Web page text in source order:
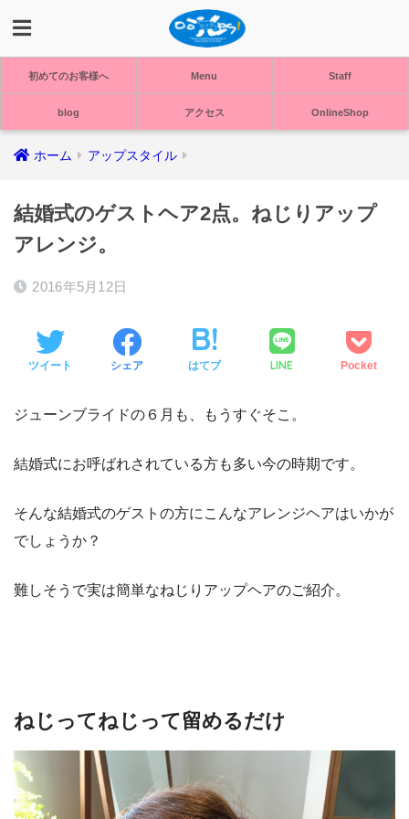
初めてのお客様へ Menu Staff
blog アクセス OnlineShop
ホーム アップスタイル
結婚式のゲストヘア2点。ねじりアップ
アレンジ。
2016年5月12日
ツイート シェア はてブ LINE Pocket
ジューンブライドの６月も、もうすぐそこ。
結婚式にお呼ばれされている方も多い今の時期です。
そんな結婚式のゲストの方にこんなアレンジヘアはいかが
でしょうか？
難しそうで実は簡単なねじりアップヘアのご紹介。
ねじってねじって留めるだけ